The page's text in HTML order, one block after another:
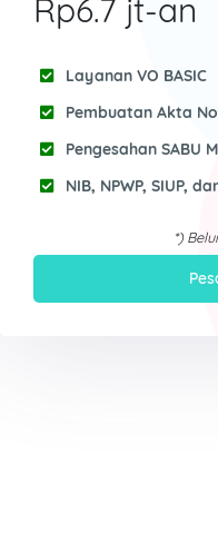
Rp6.7 jt-an
Layanan VO BASIC
Pembuatan Akta
Pengesahan SABU
NIB, NPWP, SIUP,
*)